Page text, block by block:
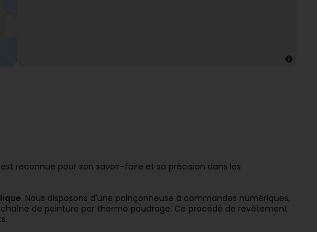
est reconnue pour son savoir-faire et sa précision dans les
. Nous disposons d'une poinçonneuse à commandes numériques,
de peinture par thermo poudrage. Ce procédé de revêtement